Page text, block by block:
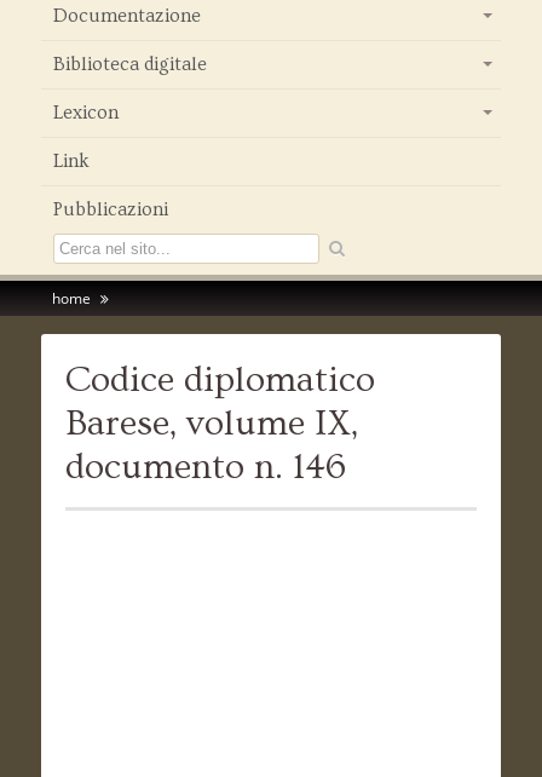
Documentazione
Biblioteca digitale
Lexicon
Link
Pubblicazioni
home
Codice diplomatico
Barese, volume IX,
documento n. 146